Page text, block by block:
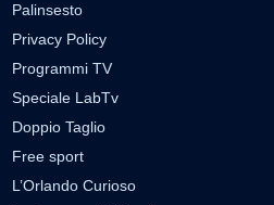
Palinsesto
Privacy Policy
Programmi TV
Speciale LabTv
Doppio Taglio
Free sport
L’Orlando Curioso